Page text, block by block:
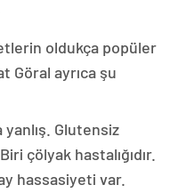
oldukça popüler
Göral ayrıca şu
yanlış. Glutensiz
çölyak hastalığıdır.
hassasiyeti var.